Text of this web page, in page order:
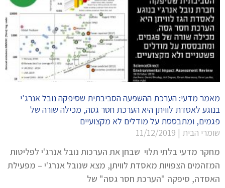
מאמר מדעי: הערכת ההשפעה הסביבתית שסיפקה נובל אנרג'י
בנוגע לאסדת לוויתן היא הערכת חסר גסה, מכילה שורה של
פגמים, ומתבססת על מודלים לא מקצועיים
שומרי הבית
מחקר מדעי בלתי תלוי שבחן את הערכות נובל אנרג'י לפליטות
המזהמים הצפויות מאסדת לוויתן, מצא שנובל אנרג'י – מפעילת
האסדה, סיפקה "הערכת חסר גסה" של